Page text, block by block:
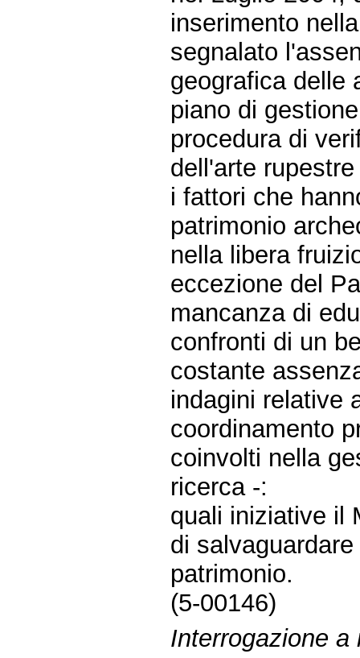
inserimento
segnalato
geografica delle
piano di
procedura di
dell'arte
i fattori che
patrimonio
nella libera
eccezione del
mancanza di
confronti di un
costante
indagini relative
coordinamento
coinvolti nella
ricerca -:
quali iniziative il
di
patrimonio.
(5-00146)
Interrogazione